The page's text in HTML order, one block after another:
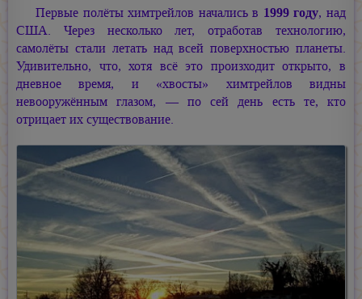
Первые полёты химтрейлов начались в 1999 году, над
США. Через несколько лет, отработав технологию,
самолёты стали летать над всей поверхностью планеты.
Удивительно, что, хотя всё это произходит открыто, в
дневное время, и «хвосты» химтрейлов видны
невооружённым глазом, — по сей день есть те, кто
отрицает их существование.